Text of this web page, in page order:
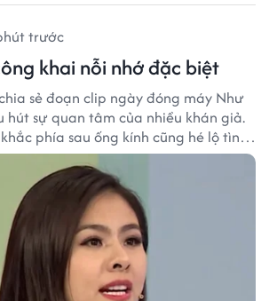
trước
khai nỗi nhớ đặc biệt
sẻ đoạn clip ngày đóng máy Như
hút sự quan tâm của nhiều khán giả.
phía sau ống kính cũng hé lộ tình
nữ diễn viên dành cho ê-kíp bộ phim.